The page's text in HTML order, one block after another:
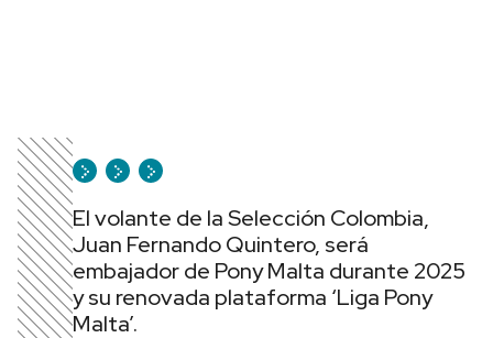
El volante de la Selección Colombia,
Juan Fernando Quintero, será
embajador de Pony Malta durante 2025
y su renovada plataforma ‘Liga Pony
Malta’.